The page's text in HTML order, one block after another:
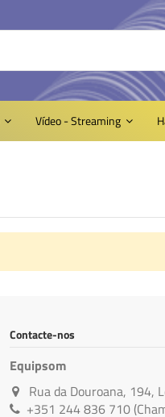
Vídeo - Streaming
Contacte-nos
Equipsom
Rua da Douroana, 194,
+351 244 836 710